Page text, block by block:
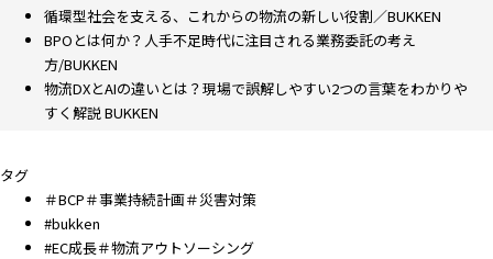
循環型社会を支える、これからの物流の新しい役割／BUKKEN
BPOとは何か？人手不足時代に注目される業務委託の考え
方/BUKKEN
物流DXとAIの違いとは？現場で誤解しやすい2つの言葉をわかりや
すく解説 BUKKEN
タグ
＃BCP＃事業持続計画＃災害対策
#bukken
#EC成長＃物流アウトソーシング